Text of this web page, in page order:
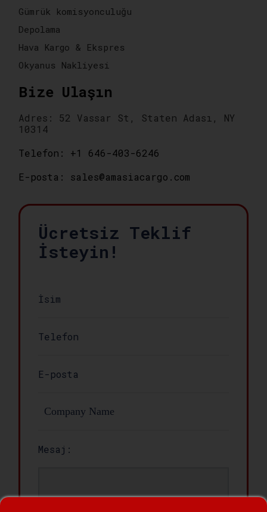
Gümrük komisyonculuğu
Depolama
Hava Kargo & Ekspres
Okyanus Nakliyesi
Bize Ulaşın
Adres: 52 Vassar St, Staten Adası, NY
10314
Telefon: +1 646-403-6246
E-posta: sales@amasiacargo.com
Ücretsiz Teklif
İsteyin!
Mesaj: